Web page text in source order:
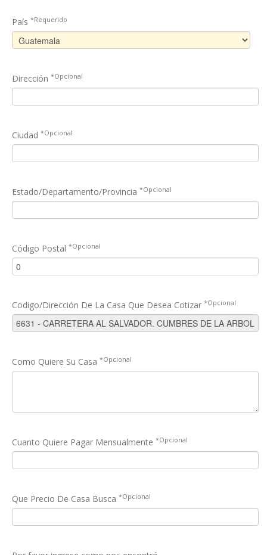
País *Requerido
Dirección *Opcional
Ciudad *Opcional
Estado/Departamento/Provincia *Opcional
Código Postal *Opcional
Codigo/Dirección De La Casa Que Desea Cotizar *Opcional
Como Quiere Su Casa *Opcional
Cuanto Quiere Pagar Mensualmente *Opcional
Que Precio De Casa Busca *Opcional